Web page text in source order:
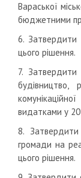
Вараської
бюджетними
6.
цього рішення.
7.
будівництво,
видатками у
8.
громади на
цього рішення.